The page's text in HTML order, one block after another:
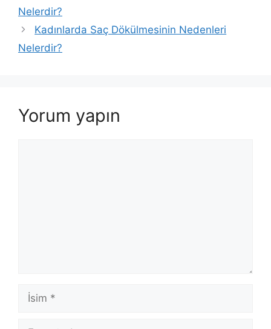
Nelerdir?
Kadınlarda Saç Dökülmesinin Nedenleri
Nelerdir?
Yorum yapın
İsim